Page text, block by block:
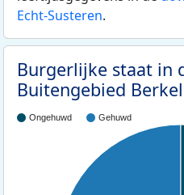
Echt-Susteren.
Burgerlijke staat in
Buitengebied
Ongehuwd Gehuwd